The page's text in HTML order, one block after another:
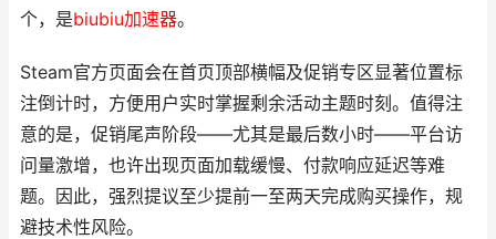
个，是biubiu加速器。
Steam官方页面会在首页顶部横幅及促销专区显著位置标
注倒计时，方便用户实时掌握剩余活动主题时刻。值得注
意的是，促销尾声阶段——尤其是最后数小时——平台访
问量激增，也许出现页面加载缓慢、付款响应延迟等难
题。因此，强烈提议至少提前一至两天完成购买操作，规
避技术性风险。